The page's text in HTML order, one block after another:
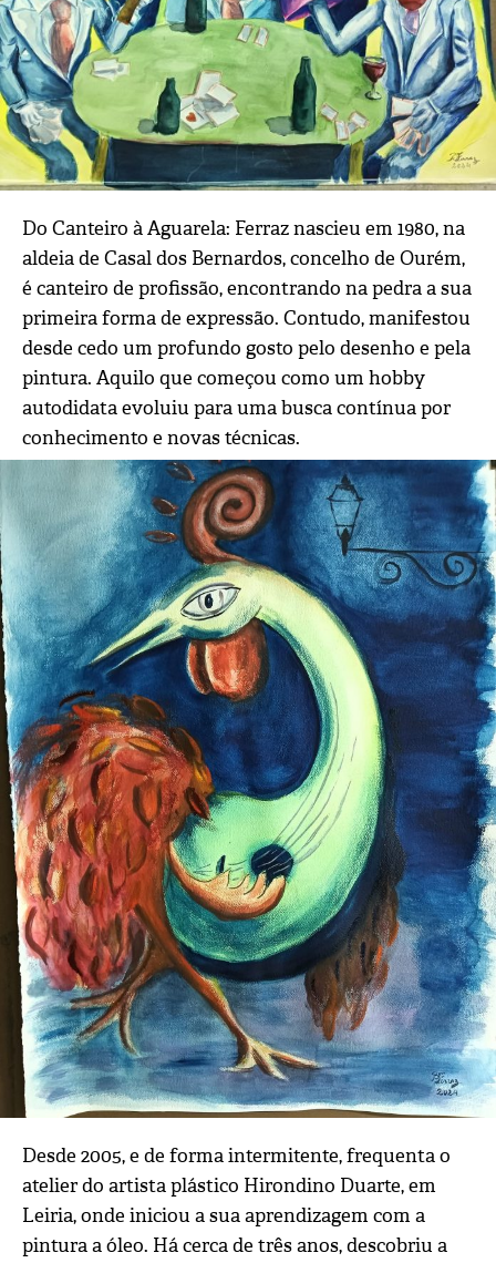
Do Canteiro à Aguarela: Ferraz nascieu em 1980, na
aldeia de Casal dos Bernardos, concelho de Ourém,
é canteiro de profissão, encontrando na pedra a sua
primeira forma de expressão. Contudo, manifestou
desde cedo um profundo gosto pelo desenho e pela
pintura. Aquilo que começou como um hobby
autodidata evoluiu para uma busca contínua por
conhecimento e novas técnicas.
Desde 2005, e de forma intermitente, frequenta o
atelier do artista plástico Hirondino Duarte, em
Leiria, onde iniciou a sua aprendizagem com a
pintura a óleo. Há cerca de três anos, descobriu a